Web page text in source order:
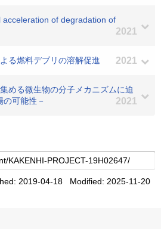
acceleration of degradation of
2021
る燃料デブリの溶解促進 2021
める微生物の分子メカニズムに迫
可能性－
2021
2019-04-18 Modified: 2025-11-20